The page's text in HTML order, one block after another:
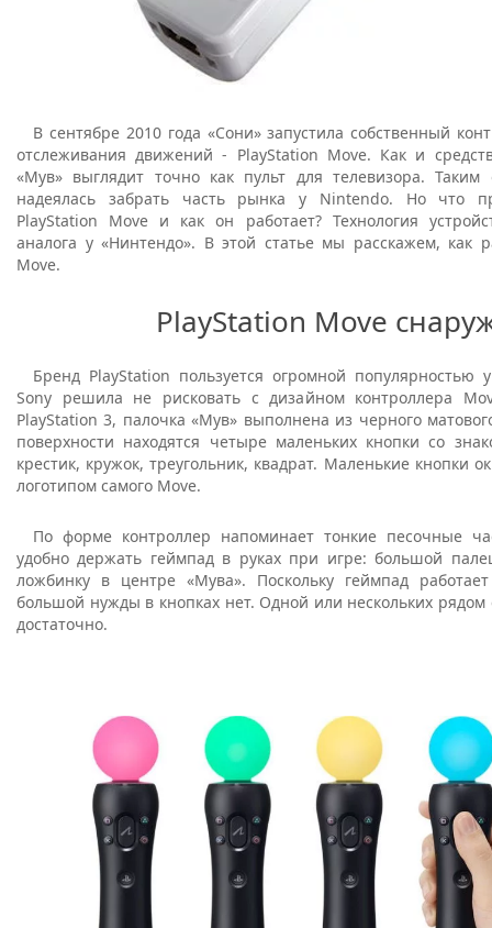
В сентябре 2010 года «Сони» запустила собственный
отслеживания движений - PlayStation Move. Как и
«Мув» выглядит точно как пульт для телевизора. Таким
надеялась забрать часть рынка у Nintendo. Но что
PlayStation Move и как он работает? Технология
аналога у «Нинтендо». В этой статье мы расскажем, как
Move.
PlayStation Move
Бренд PlayStation пользуется огромной популярностью
Sony решила не рисковать с дизайном контроллера
PlayStation 3, палочка «Мув» выполнена из черного
поверхности находятся четыре маленьких кнопки со
крестик, кружок, треугольник, квадрат. Маленькие кнопки
логотипом самого Move.
По форме контроллер напоминает тонкие песочные
удобно держать геймпад в руках при игре: большой
ложбинку в центре «Мува». Поскольку геймпад
большой нужды в кнопках нет. Одной или нескольких
достаточно.